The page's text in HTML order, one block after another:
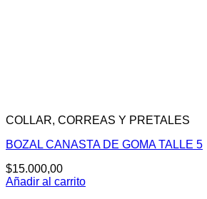
COLLAR, CORREAS Y PRETALES
BOZAL CANASTA DE GOMA TALLE 5
$15.000,00
Añadir al carrito